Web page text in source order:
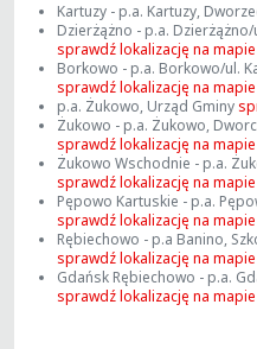
Kartuzy - p.a. Kartuzy,
Dzierżążno - p.a.
sprawdź lokalizację na mapie
Borkowo - p.a. Borkowo/ul.
sprawdź lokalizację na mapie
p.a. Żukowo, Urząd Gminy
Żukowo - p.a. Żukowo,
sprawdź lokalizację na mapie
Żukowo Wschodnie - p.a.
sprawdź lokalizację na mapie
Pępowo Kartuskie - p.a.
sprawdź lokalizację na mapie
Rębiechowo - p.a Banino,
sprawdź lokalizację na mapie
Gdańsk Rębiechowo - p.a.
sprawdź lokalizację na mapie